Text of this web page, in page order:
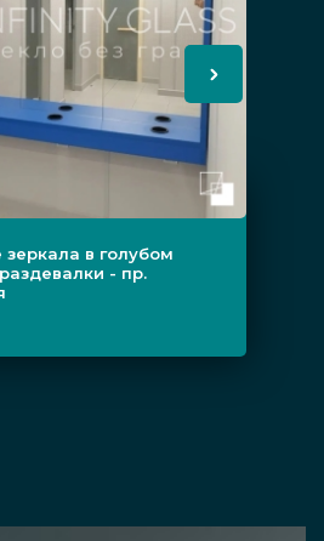
в голубом
- пр.